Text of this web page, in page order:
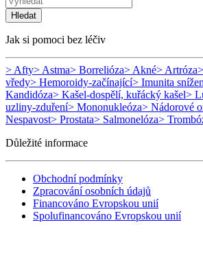
Hledat
Jak si pomoci bez léčiv
> Afty> Astma> Borrelióza> Akné> Artróza
vředy> Hemoroidy-začínající> Imunita
Kandidóza> Kašel-dospělí, kuřácký kašel>
uzliny-zduření> Mononukleóza> Nádorové
Nespavost> Prostata> Salmonelóza>
Důležité informace
Obchodní podmínky
Zpracování osobních údajů
Financováno Evropskou unií
Spolufinancováno Evropskou unií